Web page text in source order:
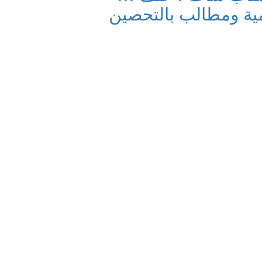
ومطالب بالتحصين